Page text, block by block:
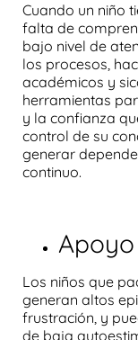
Cuando un niño
falta de
bajo nivel de
los procesos,
académicos y
herramientas
y la confianza
control de su
generar
continuo.
Los niños que
generan altos
frustración, y
de baja